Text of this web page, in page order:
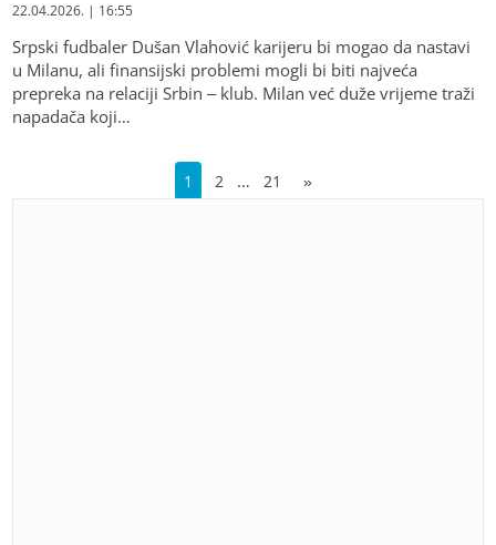
22.04.2026. | 16:55
Srpski fudbaler Dušan Vlahović karijeru bi mogao da nastavi
u Milanu, ali finansijski problemi mogli bi biti najveća
prepreka na relaciji Srbin – klub. Milan već duže vrijeme traži
napadača koji…
1 2 … 21 »